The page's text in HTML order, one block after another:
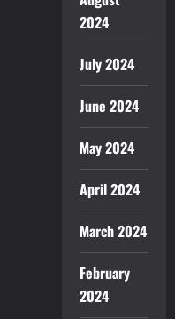
2024
July 2024
June 2024
May 2024
April 2024
March 2024
February
2024